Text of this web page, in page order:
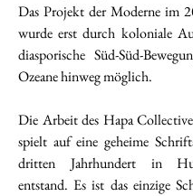
Das Projekt der Moderne im
wurde erst durch koloniale
diasporische Süd-Süd-
Ozeane hinweg möglich.
Die Arbeit des Hapa Collective
spielt auf eine geheime
dritten Jahrhundert in
entstand. Es ist das einzige